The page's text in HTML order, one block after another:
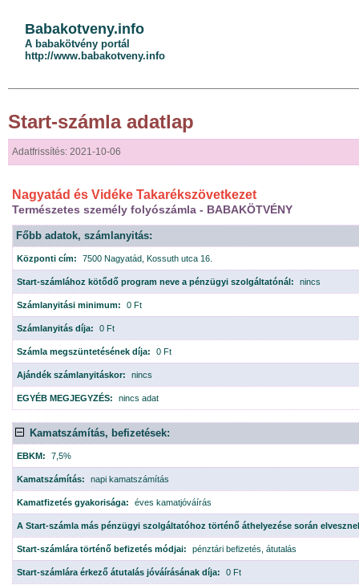
Babakotveny.info
A babakötvény portál
http://www.babakotveny.info
Start-számla adatlap
Adatfrissítés: 2021-10-06
Nagyatád és Vidéke Takarékszövetkezet
Természetes személy folyószámla - BABAKÖTVÉNY
Főbb adatok, számlanyitás:
Központi cím: 7500 Nagyatád, Kossuth utca 16.
Start-számlához kötődő program neve a pénzügyi szolgáltatónál: nincs
Számlanyitási minimum: 0 Ft
Számlanyitás díja: 0 Ft
Számla megszüntetésének díja: 0 Ft
Ajándék számlanyitáskor: nincs
EGYÉB MEGJEGYZÉS: nincs adat
Kamatszámítás, befizetések:
EBKM: 7,5%
Kamatszámítás: napi kamatszámítás
Kamatfizetés gyakorisága: éves kamatjóváírás
A Start-számla más pénzügyi szolgáltatóhoz történő áthelyezése során
Start-számlára történő befizetés módjai: pénztári befizetés, átutalás
Start-számlára érkező átutalás jóváírásának díja: 0 Ft